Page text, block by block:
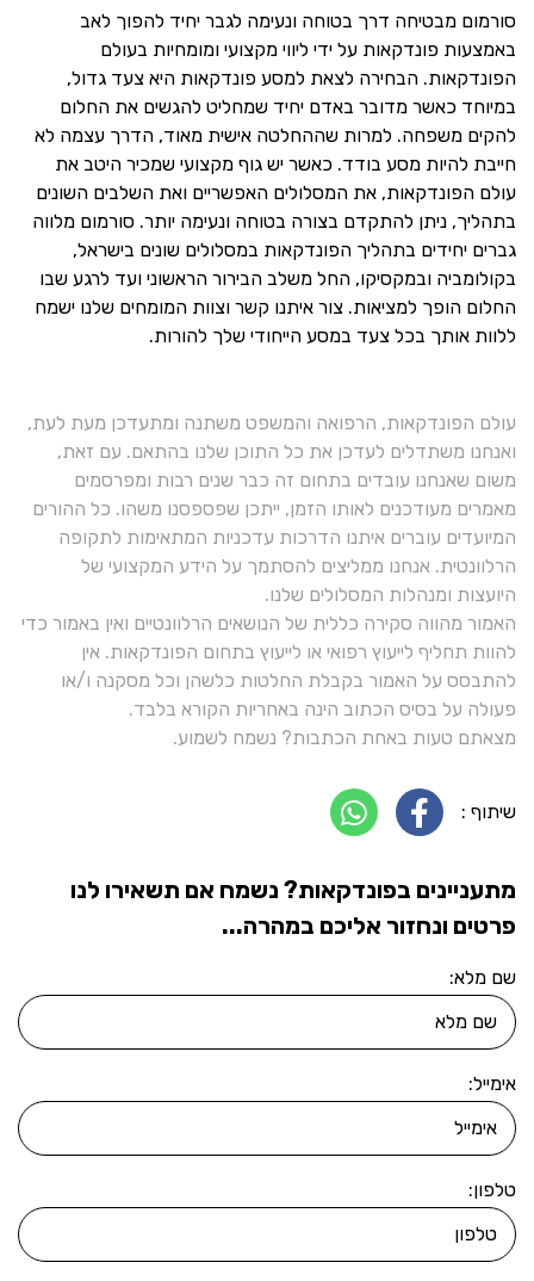
סורמום מבטיחה דרך בטוחה ונעימה לגבר יחיד להפוך לאב
באמצעות פונדקאות על ידי ליווי מקצועי ומומחיות בעולם
הפונדקאות. הבחירה לצאת למסע פונדקאות היא צעד גדול,
במיוחד כאשר מדובר באדם יחיד שמחליט להגשים את החלום
להקים משפחה. למרות שההחלטה אישית מאוד, הדרך עצמה לא
חייבת להיות מסע בודד. כאשר יש גוף מקצועי שמכיר היטב את
עולם הפונדקאות, את המסלולים האפשריים ואת השלבים השונים
בתהליך, ניתן להתקדם בצורה בטוחה ונעימה יותר. סורמום מלווה
גברים יחידים בתהליך הפונדקאות במסלולים שונים בישראל,
בקולומביה ובמקסיקו, החל משלב הבירור הראשוני ועד לרגע שבו
החלום הופך למציאות. צור איתנו קשר וצוות המומחים שלנו ישמח
ללוות אותך בכל צעד במסע הייחודי שלך להורות.
עולם הפונדקאות, הרפואה והמשפט משתנה ומתעדכן מעת לעת,
ואנחנו משתדלים לעדכן את כל התוכן שלנו בהתאם. עם זאת,
משום שאנחנו עובדים בתחום זה כבר שנים רבות ומפרסמים
מאמרים מעודכנים לאותו הזמן, ייתכן שפספסנו משהו. כל ההורים
המיועדים עוברים איתנו הדרכות עדכניות המתאימות לתקופה
הרלוונטית. אנחנו ממליצים להסתמך על הידע המקצועי של
היועצות ומנהלות המסלולים שלנו.
האמור מהווה סקירה כללית של הנושאים הרלוונטיים ואין באמור כדי
להוות תחליף לייעוץ רפואי או לייעוץ בתחום הפונדקאות. אין
להתבסס על האמור בקבלת החלטות כלשהן וכל מסקנה ו/או
פעולה על בסיס הכתוב הינה באחריות הקורא בלבד.
מצאתם טעות באחת הכתבות? נשמח לשמוע.
שיתוף :
מתעניינים בפונדקאות? נשמח אם תשאירו לנו
פרטים ונחזור אליכם במהרה...
שם מלא:
אימייל:
טלפון: